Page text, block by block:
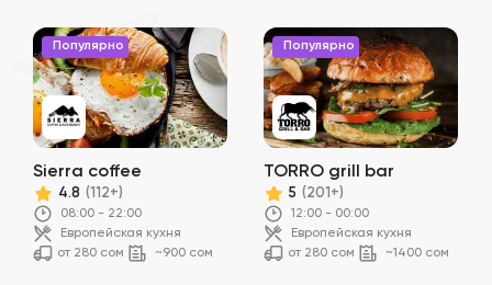
Популярно
Sierra coffee
4.8 (112+)
08:00 - 22:00
Европейская кухня
от 280 сом
~900 сом
Популярно
TORRO grill bar
5 (201+)
12:00 - 00:00
Европейская кухня
от 280 сом
~1400 сом